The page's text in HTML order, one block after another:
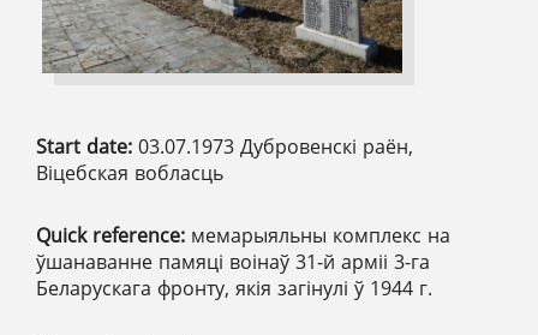
Start date: 03.07.1973 Дубровенскі раён,
Віцебская вобласць
Quick reference: мемарыяльны комплекс на
ўшанаванне памяці воінаў 31-й арміі 3-га
Беларускага фронту, якія загінулі ў 1944 г.